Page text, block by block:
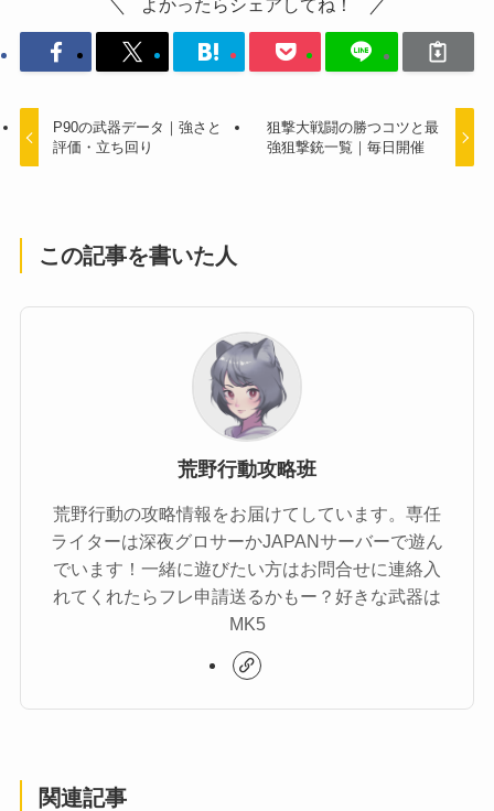
よかったらシェアしてね！
P90の武器データ｜強さと
評価・立ち回り
狙撃大戦闘の勝つコツと最
強狙撃銃一覧｜毎日開催
この記事を書いた人
荒野行動攻略班
荒野行動の攻略情報をお届けてしています。専任
ライターは深夜グロサーかJAPANサーバーで遊ん
でいます！一緒に遊びたい方はお問合せに連絡入
れてくれたらフレ申請送るかもー？好きな武器は
MK5
関連記事